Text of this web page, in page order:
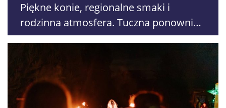
Piękne konie, regionalne smaki i
rodzinna atmosfera. Tuczna ponownie
przyciąga tłumy